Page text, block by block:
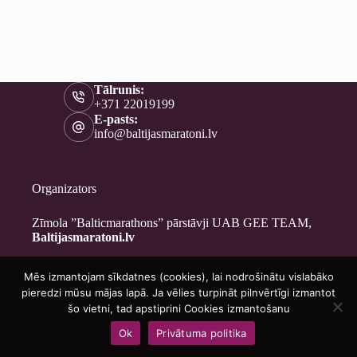
Tālrunis:
+371 22019199
E-pasts:
info@baltijasmaratoni.lv
Organizators
Zīmola ”Balticmarathons” pārstāvji UAB GEE TEAM,
Baltijasmaratoni.lv
Kontakti
Par mums
Brīvprātīgajiem
Privātuma politika
Copyright © 2026 - Baltijasmaratoni.lv
Mēs izmantojam sīkdatnes (cookies), lai nodrošinātu vislabāko
pieredzi mūsu mājas lapā. Ja vēlies turpināt pilnvērtīgi izmantot
šo vietni, tad apstiprini Cookies izmantošanu
Ok
Privātuma politika